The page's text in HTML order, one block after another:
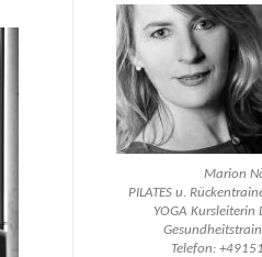
Marion
PILATES u.
YOGA Kursleiterin
Telefon: